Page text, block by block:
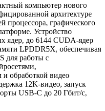
компьютер нового
архитектуре
процессора, графического
Устройство
ядер, до 6144 CUDA-ядер
LPDDR5X, обеспечивая
для работы с
обработкой видео
12K-видео, запуск
USB-C до 20 Гбит/с,